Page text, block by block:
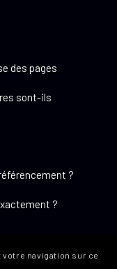
des pages
sont-ils
?
?
navigation sur ce